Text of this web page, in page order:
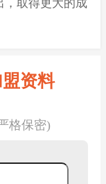
，取得更大的成
资料
格保密)